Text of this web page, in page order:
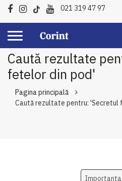
021 319 47 97
Caută rezultate
fetelor din pod'
Pagina principală
Caută rezultate pentru: 'Secretul